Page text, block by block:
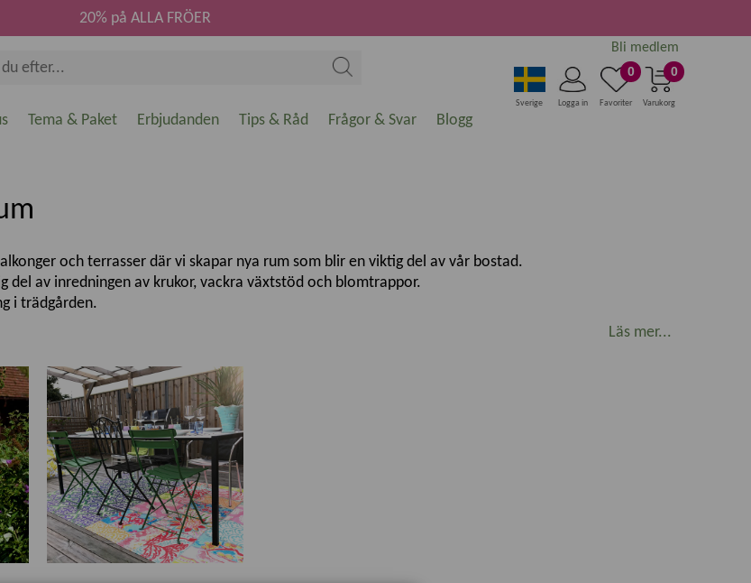
0
Varukorg
0
Favoriter
Logga in
Sverige
Bli medlem
20% på ALLA FRÖER
Tema & Paket Erbjudanden Tips & Råd Frågor & Svar Blogg
och terrasser där vi skapar nya rum som blir en viktig del av vår bostad.
av inredningen av krukor, vackra växtstöd och blomtrappor.
i trädgården.
Läs mer...